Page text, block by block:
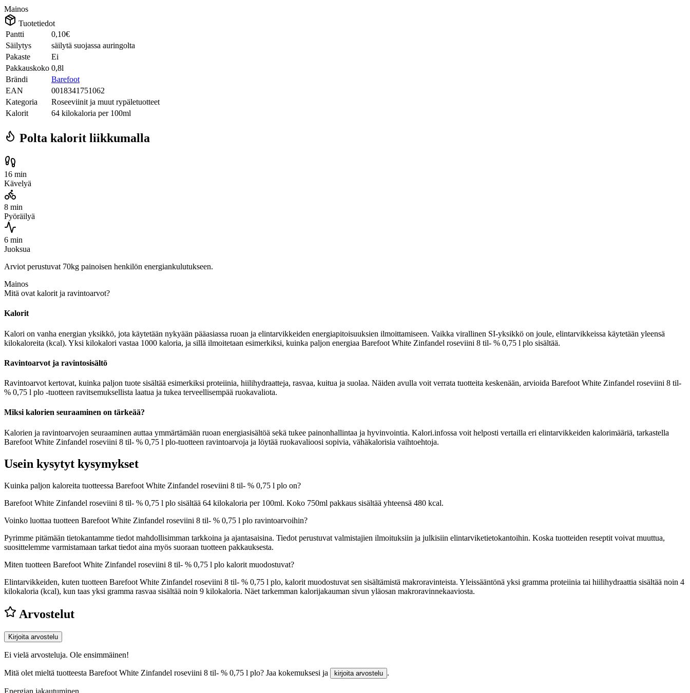
Mainos
Tuotetiedot
Pantti
0,10€
Säilytys
säilytä suojassa auringolta
Pakaste
Ei
Pakkauskoko 0,8l
Brändi
Barefoot
EAN
0018341751062
Kategoria
Roseeviinit ja muut rypäletuotteet
Kalorit
64 kilokaloria per 100ml
Polta kalorit liikkumalla
16 min
Kävelyä
8 min
Pyöräilyä
6 min
Juoksua
Arviot perustuvat 70kg painoisen henkilön energiankulutukseen.
Mainos
Mitä ovat kalorit ja ravintoarvot?
Kalorit
Kalori on vanha energian yksikkö, jota käytetään nykyään pääasiassa ruoan ja elintarvikkeiden energiapitoisuuksien ilmoittamiseen. Vaikka virallinen SI-yksikkö on joule, elintarvikkeissa käytetään yleensä
kilokaloreita (kcal). Yksi kilokalori vastaa 1000 kaloria, ja sillä ilmoitetaan esimerkiksi, kuinka paljon energiaa Barefoot White Zinfandel roseviini 8 til- % 0,75 l plo sisältää.
Ravintoarvot ja ravintosisältö
Ravintoarvot kertovat, kuinka paljon tuote sisältää esimerkiksi proteiinia, hiilihydraatteja, rasvaa, kuitua ja suolaa. Näiden avulla voit verrata tuotteita keskenään, arvioida Barefoot White Zinfandel roseviini 8 til-
% 0,75 l plo -tuotteen ravitsemuksellista laatua ja tukea terveellisempää ruokavaliota.
Miksi kalorien seuraaminen on tärkeää?
Kalorien ja ravintoarvojen seuraaminen auttaa ymmärtämään ruoan energiasisältöä sekä tukee painonhallintaa ja hyvinvointia. Kalori.infossa voit helposti vertailla eri elintarvikkeiden kalorimääriä, tarkastella
Barefoot White Zinfandel roseviini 8 til- % 0,75 l plo-tuotteen ravintoarvoja ja löytää ruokavalioosi sopivia, vähäkalorisia vaihtoehtoja.
Usein kysytyt kysymykset
Kuinka paljon kaloreita tuotteessa Barefoot White Zinfandel roseviini 8 til- % 0,75 l plo on?
Barefoot White Zinfandel roseviini 8 til- % 0,75 l plo sisältää 64 kilokaloria per 100ml. Koko 750ml pakkaus sisältää yhteensä 480 kcal.
Voinko luottaa tuotteen Barefoot White Zinfandel roseviini 8 til- % 0,75 l plo ravintoarvoihin?
Pyrimme pitämään tietokantamme tiedot mahdollisimman tarkkoina ja ajantasaisina. Tiedot perustuvat valmistajien ilmoituksiin ja julkisiin elintarviketietokantoihin. Koska tuotteiden reseptit voivat muuttua,
suosittelemme varmistamaan tarkat tiedot aina myös suoraan tuotteen pakkauksesta.
Miten tuotteen Barefoot White Zinfandel roseviini 8 til- % 0,75 l plo kalorit muodostuvat?
Elintarvikkeiden, kuten tuotteen Barefoot White Zinfandel roseviini 8 til- % 0,75 l plo, kalorit muodostuvat sen sisältämistä makroravinteista. Yleissääntönä yksi gramma proteiinia tai hiilihydraattia sisältää noin 4
kilokaloria (kcal), kun taas yksi gramma rasvaa sisältää noin 9 kilokaloria. Näet tarkemman kalorijakauman sivun yläosan makroravinnekaaviosta.
Arvostelut
Kirjoita arvostelu
Ei vielä arvosteluja. Ole ensimmäinen!
Mitä olet mieltä tuotteesta Barefoot White Zinfandel roseviini 8 til- % 0,75 l plo? Jaa kokemuksesi ja kirjoita arvostelu .